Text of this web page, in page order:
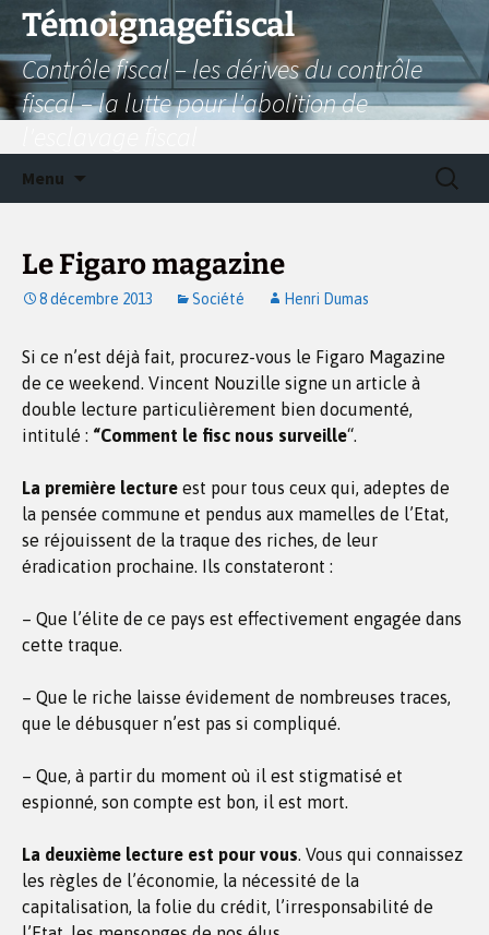
Aller
contenu
Témoignagefiscal
Contrôle fiscal – les dérives du contrôle
fiscal – la lutte pour l'abolition de
Menu
Le Figaro magazine
8 décembre 2013 Société Henri Dumas
Si ce n’est déjà fait, procurez-vous le Figaro Magazine
de ce weekend. Vincent Nouzille signe un article à
double lecture particulièrement bien documenté,
intitulé : “Comment le fisc nous surveille“.
La première lecture est pour tous ceux qui, adeptes de
la pensée commune et pendus aux mamelles de l’Etat,
se réjouissent de la traque des riches, de leur
éradication prochaine. Ils constateront :
– Que l’élite de ce pays est effectivement engagée dans
cette traque.
– Que le riche laisse évidement de nombreuses traces,
que le débusquer n’est pas si compliqué.
– Que, à partir du moment où il est stigmatisé et
espionné, son compte est bon, il est mort.
La deuxième lecture est pour vous. Vous qui connaissez
les règles de l’économie, la nécessité de la
capitalisation, la folie du crédit, l’irresponsabilité de